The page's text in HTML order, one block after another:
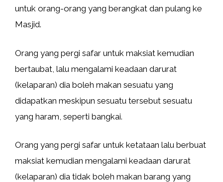
untuk orang-orang yang berangkat dan pulang ke
Masjid.
Orang yang pergi safar untuk maksiat kemudian
bertaubat, lalu mengalami keadaan darurat
(kelaparan) dia boleh makan sesuatu yang
didapatkan meskipun sesuatu tersebut sesuatu
yang haram, seperti bangkai.
Orang yang pergi safar untuk ketataan lalu berbuat
maksiat kemudian mengalami keadaan darurat
(kelaparan) dia tidak boleh makan barang yang